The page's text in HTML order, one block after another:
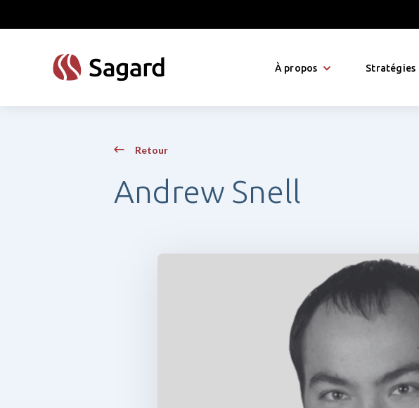
À propos Stratégies
Retour
Andrew Snell